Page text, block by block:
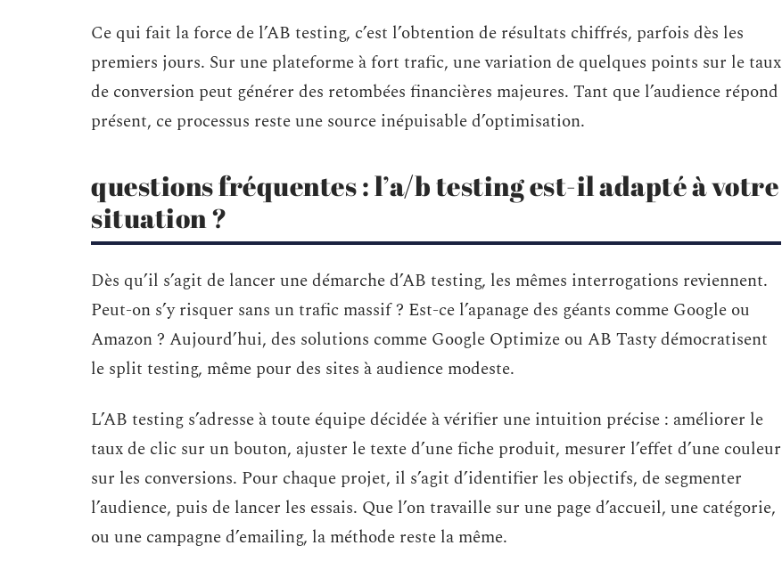
Ce qui fait la force de l’AB testing, c’est l’obtention de résultats chiffrés, parfois dès les
premiers jours. Sur une plateforme à fort trafic, une variation de quelques points sur le taux
de conversion peut générer des retombées financières majeures. Tant que l’audience répond
présent, ce processus reste une source inépuisable d’optimisation.
questions fréquentes : l’a/b testing est-il adapté à votre
situation ?
Dès qu’il s’agit de lancer une démarche d’AB testing, les mêmes interrogations reviennent.
Peut-on s’y risquer sans un trafic massif ? Est-ce l’apanage des géants comme Google ou
Amazon ? Aujourd’hui, des solutions comme Google Optimize ou AB Tasty démocratisent
le split testing, même pour des sites à audience modeste.
L’AB testing s’adresse à toute équipe décidée à vérifier une intuition précise : améliorer le
taux de clic sur un bouton, ajuster le texte d’une fiche produit, mesurer l’effet d’une couleur
sur les conversions. Pour chaque projet, il s’agit d’identifier les objectifs, de segmenter
l’audience, puis de lancer les essais. Que l’on travaille sur une page d’accueil, une catégorie,
ou une campagne d’emailing, la méthode reste la même.